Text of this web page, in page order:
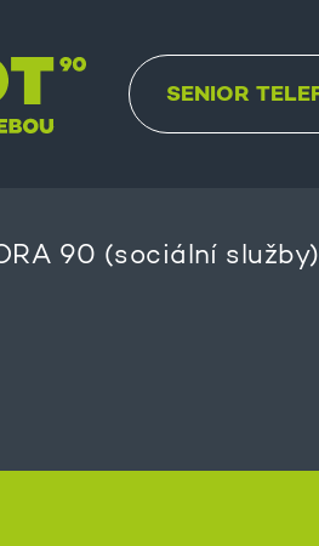
SENIOR
90 (sociální služby)